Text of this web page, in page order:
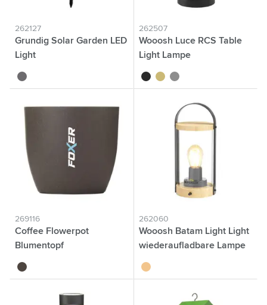
262127
Grundig Solar Garden LED
Light
gris
262507
Wooosh Luce RCS Table
Light Lampe
noir doré argenté
269116
Coffee Flowerpot
Blumentopf
brun
262060
Wooosh Batam Light Light
wiederaufladbare Lampe
bambou